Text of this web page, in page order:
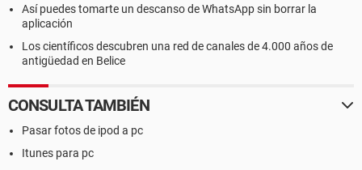
Así puedes tomarte un descanso de WhatsApp sin borrar la
aplicación
Los científicos descubren una red de canales de 4.000 años de
antigüedad en Belice
CONSULTA TAMBIÉN
Pasar fotos de ipod a pc
Itunes para pc